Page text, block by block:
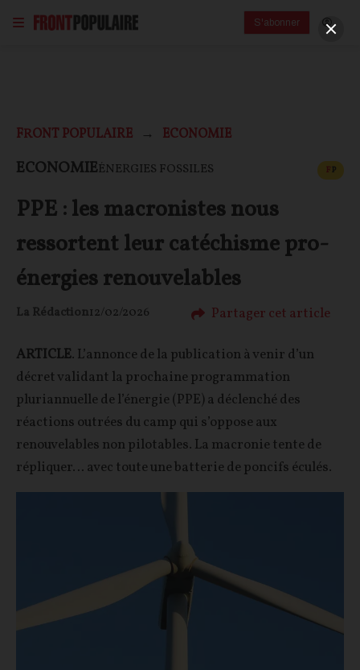
S'abonner
FRONT POPULAIRE ECONOMIE
ECONOMIEÉNERGIES FOSSILES FP
PPE : les macronistes nous
ressortent leur catéchisme pro-
énergies renouvelables
La Rédaction12/02/2026 Partager cet article
ARTICLE. L’annonce de la publication à venir d’un
décret validant la prochaine programmation
pluriannuelle de l’énergie (PPE) a déclenché des
réactions outrées du camp qui s’oppose aux
renouvelables non pilotables. La macronie tente de
répliquer… avec toute une batterie de poncifs éculés.